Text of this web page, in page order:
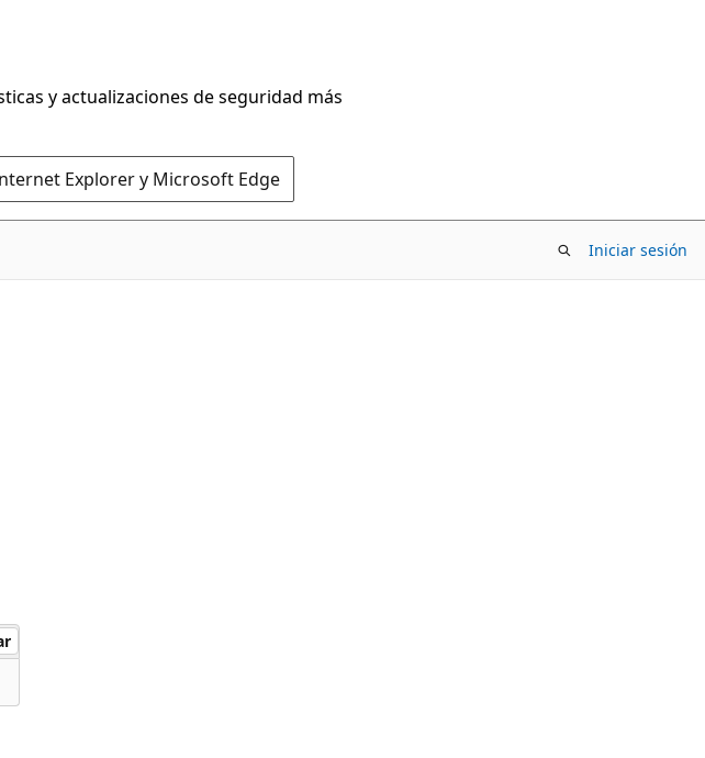
y actualizaciones de seguridad más
Explorer y Microsoft Edge
Iniciar sesión